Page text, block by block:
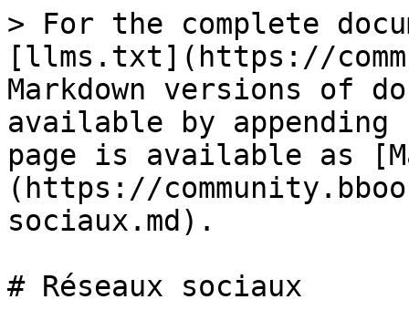
> For the complete
[llms.txt](https://
Markdown versions of
available by
page is available as
(https://
sociaux.md).
# Réseaux sociaux